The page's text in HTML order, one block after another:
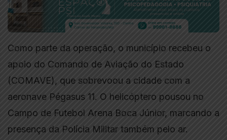
Como parte da operação, o município recebeu o
apoio do Comando de Aviação do Estado
(COMAVE), que sobrevoou a cidade com a
aeronave Pégasus 11. O helicóptero pousou no
Campo de Futebol Arena Boca Júnior, marcando a
presença da Polícia Militar também pelo ar.